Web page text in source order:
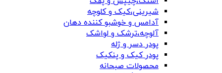
شیرینی،کیک و کلوچه
آدامس و خوشبو کننده دهان
آلوچه،ترشک و لواشک
پودر دسر و ژله
پودر کیک و پنکیک
محصولات صبحانه